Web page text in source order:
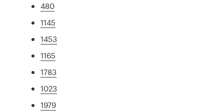
480
1145
1453
1165
1783
1023
1979